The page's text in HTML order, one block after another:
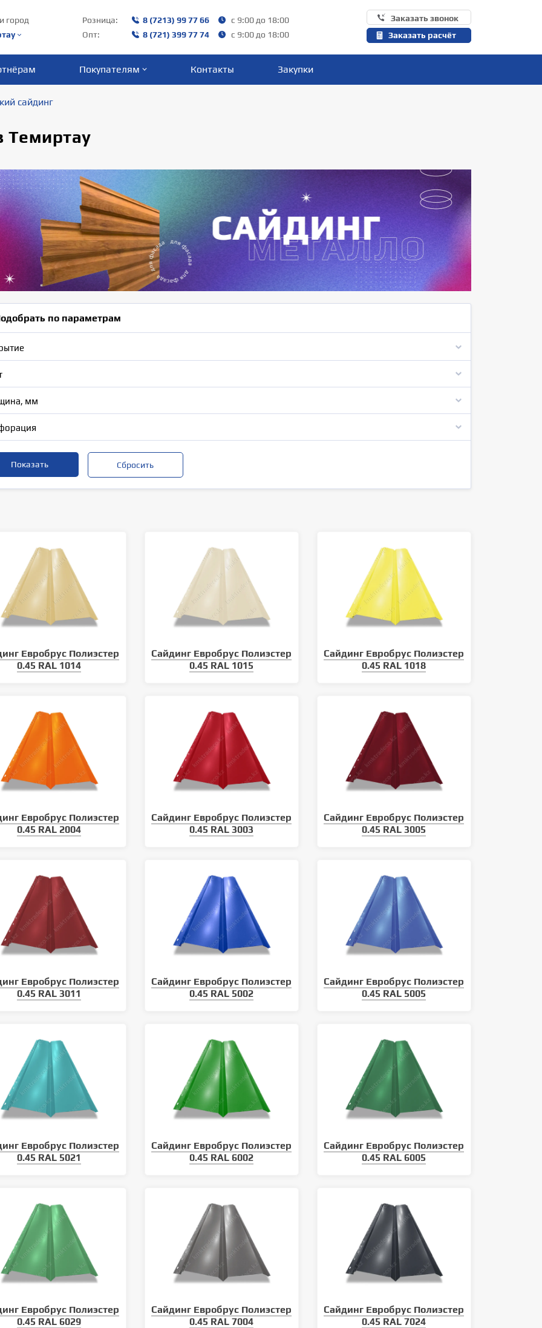
город
Розница: 8 (7213) 99 77 66
с 9:00 до 18:00
Опт:
8 (721) 399 77 74 с 9:00 до 18:00
Заказать звонок
Заказать расчёт
Покупателям Контакты Закупки
сайдинг
Темиртау
материала срок службы металлочерепицы
по параметрам
мм
Евробрус Полиэстер
0.45 RAL 1014
Сайдинг Евробрус Полиэстер
0.45 RAL 1015
Сайдинг Евробрус Полиэстер
0.45 RAL 1018
Евробрус Полиэстер
0.45 RAL 2004
Сайдинг Евробрус Полиэстер
0.45 RAL 3003
Сайдинг Евробрус Полиэстер
0.45 RAL 3005
Евробрус Полиэстер
0.45 RAL 3011
Сайдинг Евробрус Полиэстер
0.45 RAL 5002
Сайдинг Евробрус Полиэстер
0.45 RAL 5005
Евробрус Полиэстер
0.45 RAL 5021
Сайдинг Евробрус Полиэстер
0.45 RAL 6002
Сайдинг Евробрус Полиэстер
0.45 RAL 6005
Евробрус Полиэстер
0.45 RAL 6029
Сайдинг Евробрус Полиэстер
0.45 RAL 7004
Сайдинг Евробрус Полиэстер
0.45 RAL 7024